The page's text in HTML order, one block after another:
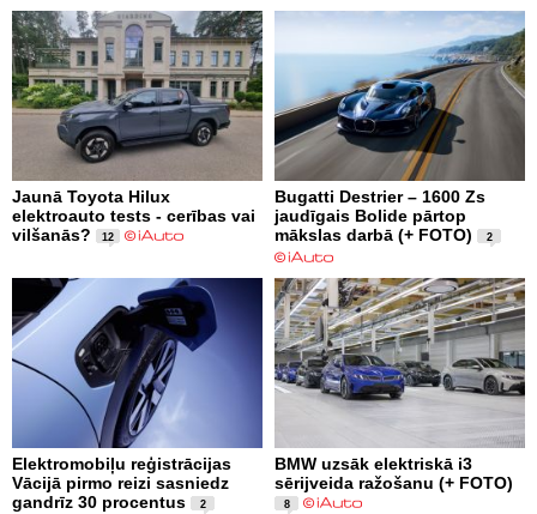
Jaunā Toyota Hilux
elektroauto tests - cerības vai
vilšanās?
12
Bugatti Destrier – 1600 Zs
jaudīgais Bolide pārtop
mākslas darbā (+ FOTO)
2
Elektromobiļu reģistrācijas
Vācijā pirmo reizi sasniedz
gandrīz 30 procentus
2
BMW uzsāk elektriskā i3
sērijveida ražošanu (+ FOTO)
8